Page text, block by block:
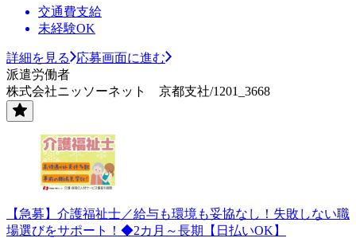
交通費支給
未経験OK
詳細を見る
応募画面に進む
派遣労働者
株式会社ニッソーネット 京都支社/1201_3668
【急募】介護福祉士／給与も環境も妥協なし！失敗しない職
場選びをサポート！◆2カ月～長期【日払いOK】